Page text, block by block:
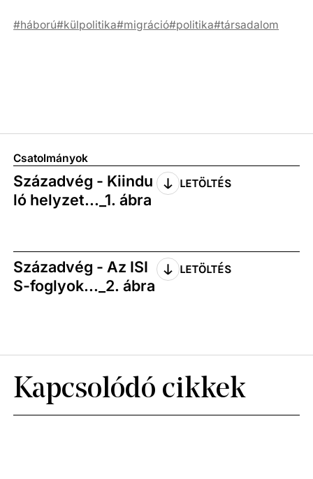
háború külpolitika migráció politika társadalom
Csatolmányok
Századvég - Kiindu
ló helyzet..._1. ábra
LETÖLTÉS
Századvég - Az ISI
S-foglyok..._2. ábra
LETÖLTÉS
Kapcsolódó cikkek